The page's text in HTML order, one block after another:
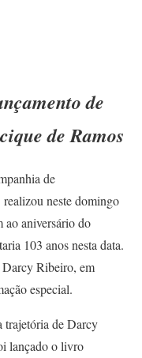
de
de Ramos
de
neste domingo
ao aniversário do
103 anos nesta data.
Darcy Ribeiro, em
especial.
trajetória de Darcy
lançado o livro